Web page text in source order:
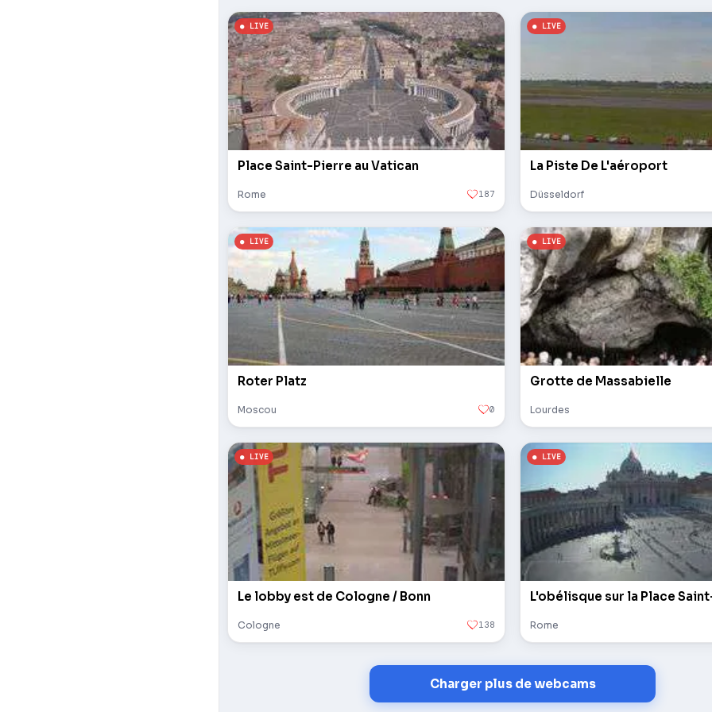
Place Saint-Pierre au Vatican
Rome 187
La Piste De L'aéroport
Düsseldorf
Roter Platz
Moscou 0
Grotte de Massabielle
Lourdes
Le lobby est de Cologne / Bonn
Cologne 138 Rome
Charger plus de webcams